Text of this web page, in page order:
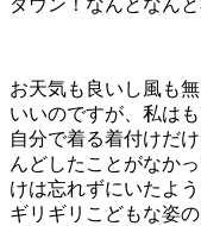
お天気も良いし風も
いいのですが、私は
自分で着る着付けだ
んどしたことがなか
けは忘れずにいたよ
ギリギリこどもな姿